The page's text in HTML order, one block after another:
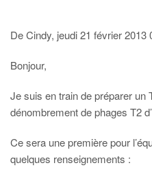
De Cindy, jeudi 21 février 2013
Bonjour,
Je suis en train de préparer un
dénombrement de phages T2
Ce sera une première pour
quelques renseignements :